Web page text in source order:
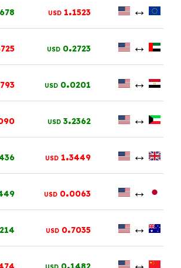
↔
1.1523
USD
↔
0.2723
USD
↔
0.0201
USD
↔
3.2362
USD
↔
1.3449
USD
↔
0.0063
USD
↔
0.7035
USD
↔
.